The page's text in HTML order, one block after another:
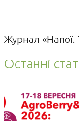
Журнал «Напої.
Останні